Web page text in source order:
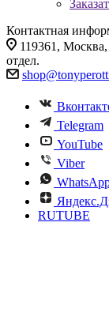
Контактная
119361,
отдел.
Telegram
YouTube
Viber
RUTUBE